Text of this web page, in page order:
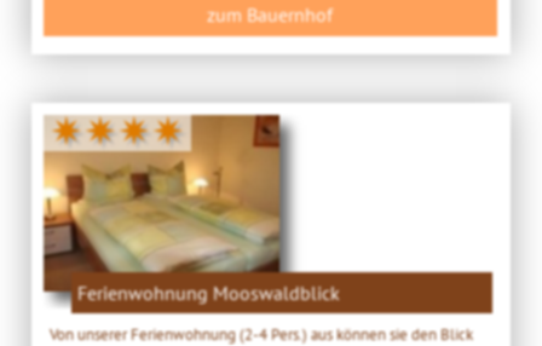
zum Bauernhof
✷✷✷✷
Ferienwohnung Mooswaldblick
Von unserer Ferienwohnung (2-4 Pers.) aus können sie den Blick